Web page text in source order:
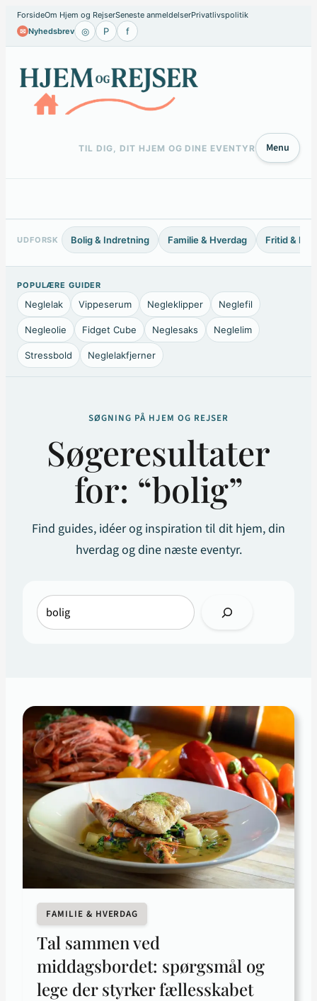
Spring
ForsideOm Hjem og RejserSeneste anmeldelserPrivatlivspolitik
✉ Nyhedsbrev ◎ P f
TIL DIG, DIT HJEM OG DINE EVENTYR Menu
UDFORSK Bolig & Indretning Familie & Hverdag Fritid &
POPULÆRE GUIDER
Neglelak Vippeserum Negleklipper Neglefil
Negleolie Fidget Cube Neglesaks Neglelim
Stressbold Neglelakfjerner
SØGNING PÅ HJEM OG REJSER
Søgeresultater
for: “bolig”
Find guides, idéer og inspiration til dit hjem, din
hverdag og dine næste eventyr.
Søg
FAMILIE & HVERDAG
Tal sammen ved
middagsbordet: spørgsmål og
lege der styrker fællesskabet